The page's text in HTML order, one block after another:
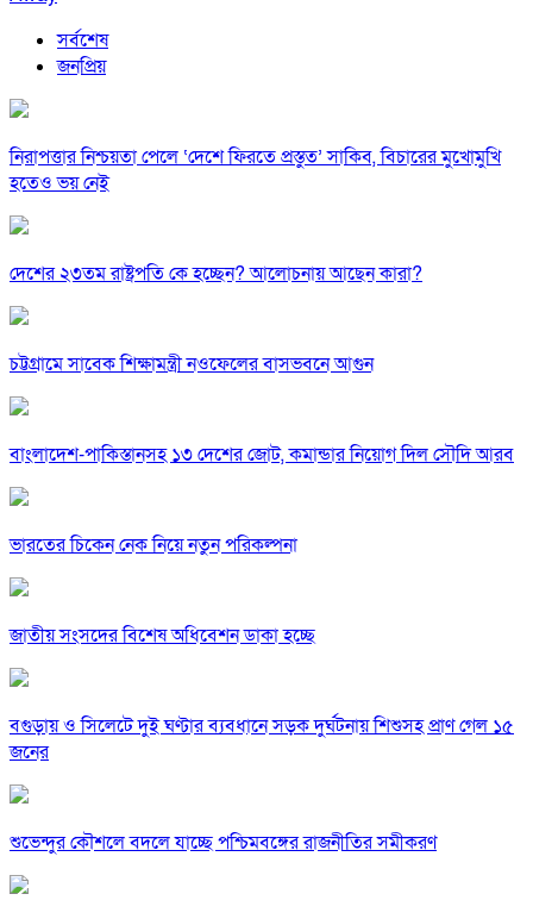
সর্বশেষ
জনপ্রিয়
নিরাপত্তার নিশ্চয়তা পেলে ‘দেশে ফিরতে প্রস্তুত’ সাকিব, বিচারের মুখোমুখি
হতেও ভয় নেই
দেশের ২৩তম রাষ্ট্রপতি কে হচ্ছেন? আলোচনায় আছেন কারা?
চট্টগ্রামে সাবেক শিক্ষামন্ত্রী নওফেলের বাসভবনে আগুন
বাংলাদেশ-পাকিস্তানসহ ১৩ দেশের জোট, কমান্ডার নিয়োগ দিল সৌদি আরব
ভারতের চিকেন নেক নিয়ে নতুন পরিকল্পনা
জাতীয় সংসদের বিশেষ অধিবেশন ডাকা হচ্ছে
বগুড়ায় ও সিলেটে দুই ঘণ্টার ব্যবধানে সড়ক দুর্ঘটনায় শিশুসহ প্রাণ গেল ১৫
জনের
শুভেন্দুর কৌশলে বদলে যাচ্ছে পশ্চিমবঙ্গের রাজনীতির সমীকরণ